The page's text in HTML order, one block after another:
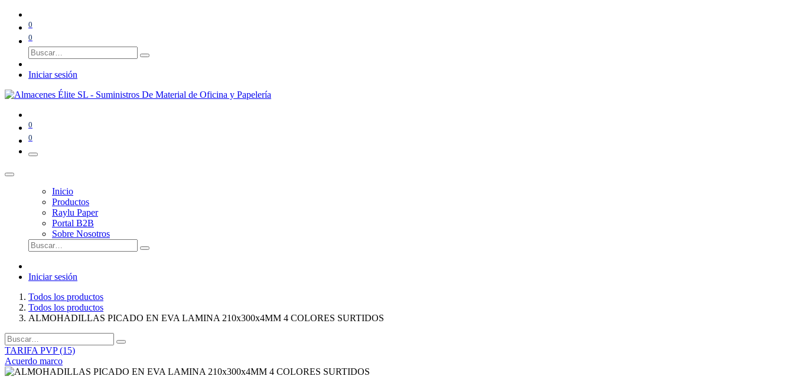
0
0
Iniciar sesión
0
0
Inicio
Productos
Raylu Paper
Portal B2B
Sobre Nosotros
Iniciar sesión
Todos los productos
Todos los productos
ALMOHADILLAS PICADO EN EVA LAMINA 210x300x4MM 4 COLORES SURTIDOS
TARIFA PVP (15)
Acuerdo marco